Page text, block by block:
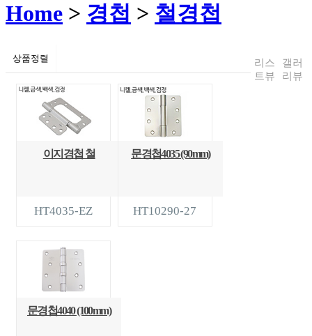
Home > 경첩 > 철경첩
상품정렬
리스
트뷰
갤러
리뷰
이지경첩 철
HT4035-EZ
문경첩4035 (90mm)
HT10290-27
문경첩4040 (100mm)